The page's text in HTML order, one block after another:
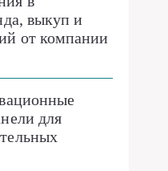
выкуп и
от компании
для